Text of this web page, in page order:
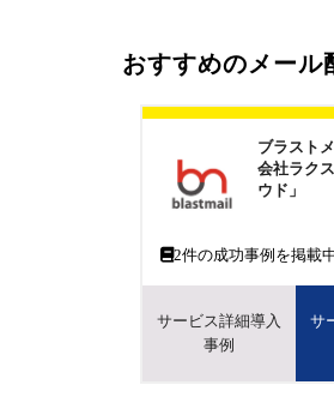
おすすめのメール
ブラスト
会社ラク
ウド」
2件の成功事例を掲載
サービス詳細導入
事例
サ